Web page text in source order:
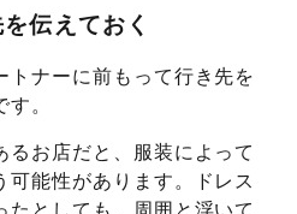
伝えておく
トナーに前もって行き先を
。
るお店だと、服装によって
可能性があります。ドレス